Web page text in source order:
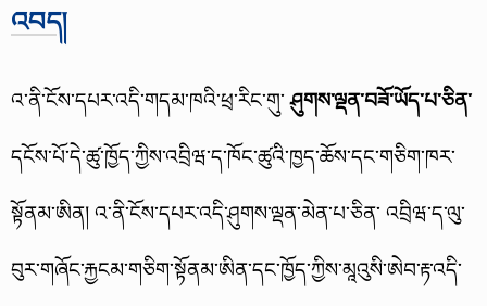
འབད།
འ་ནི་ངོས་དཔར་འདི་གདམ་ཁའི་ཕྲ་རིང་གུ་ཤུགས་ལྡན་བཟོ་ཡོད་པ་ཅིན་
དངོས་པོ་དེ་ཚུ་ཁྱོད་ཀྱིས་འབྲིཝ་ད་ཁོང་ཚུའི་ཁྱད་ཆོས་དང་གཅིག་ཁར་
སྟོནམ་ཨིན། འ་ནི་ངོས་དཔར་འདི་ཤུགས་ལྡན་མེན་པ་ཅིན་ འབྲིཝ་ད་ལུ་
བུར་གཞོང་རྐྱངམ་གཅིག་སྟོནམ་ཨིན་དང་ཁྱོད་ཀྱིས་མཱའུསི་ཨེབ་རྟ་འདི་